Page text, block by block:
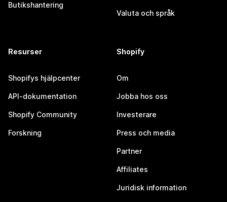
Butikshantering
Valuta och språk
Resurser
Shopifys hjälpcenter
API-dokumentation
Shopify Community
Forskning
Shopify
Om
Jobba hos oss
Investerare
Press och media
Partner
Affiliates
Juridisk information